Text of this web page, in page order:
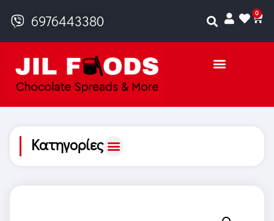
6976443380 0
Κατηγορίες